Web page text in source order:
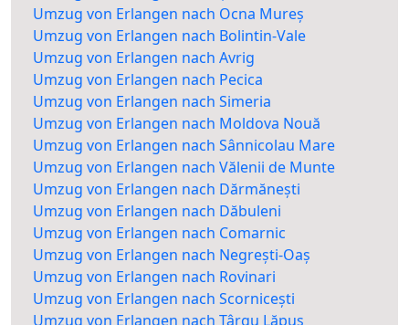
Umzug von Erlangen nach Ocna Mureș
Umzug von Erlangen nach Bolintin-Vale
Umzug von Erlangen nach Avrig
Umzug von Erlangen nach Pecica
Umzug von Erlangen nach Simeria
Umzug von Erlangen nach Moldova Nouă
Umzug von Erlangen nach Sânnicolau Mare
Umzug von Erlangen nach Vălenii de Munte
Umzug von Erlangen nach Dărmănești
Umzug von Erlangen nach Dăbuleni
Umzug von Erlangen nach Comarnic
Umzug von Erlangen nach Negrești-Oaș
Umzug von Erlangen nach Rovinari
Umzug von Erlangen nach Scornicești
Umzug von Erlangen nach Târgu Lăpuș